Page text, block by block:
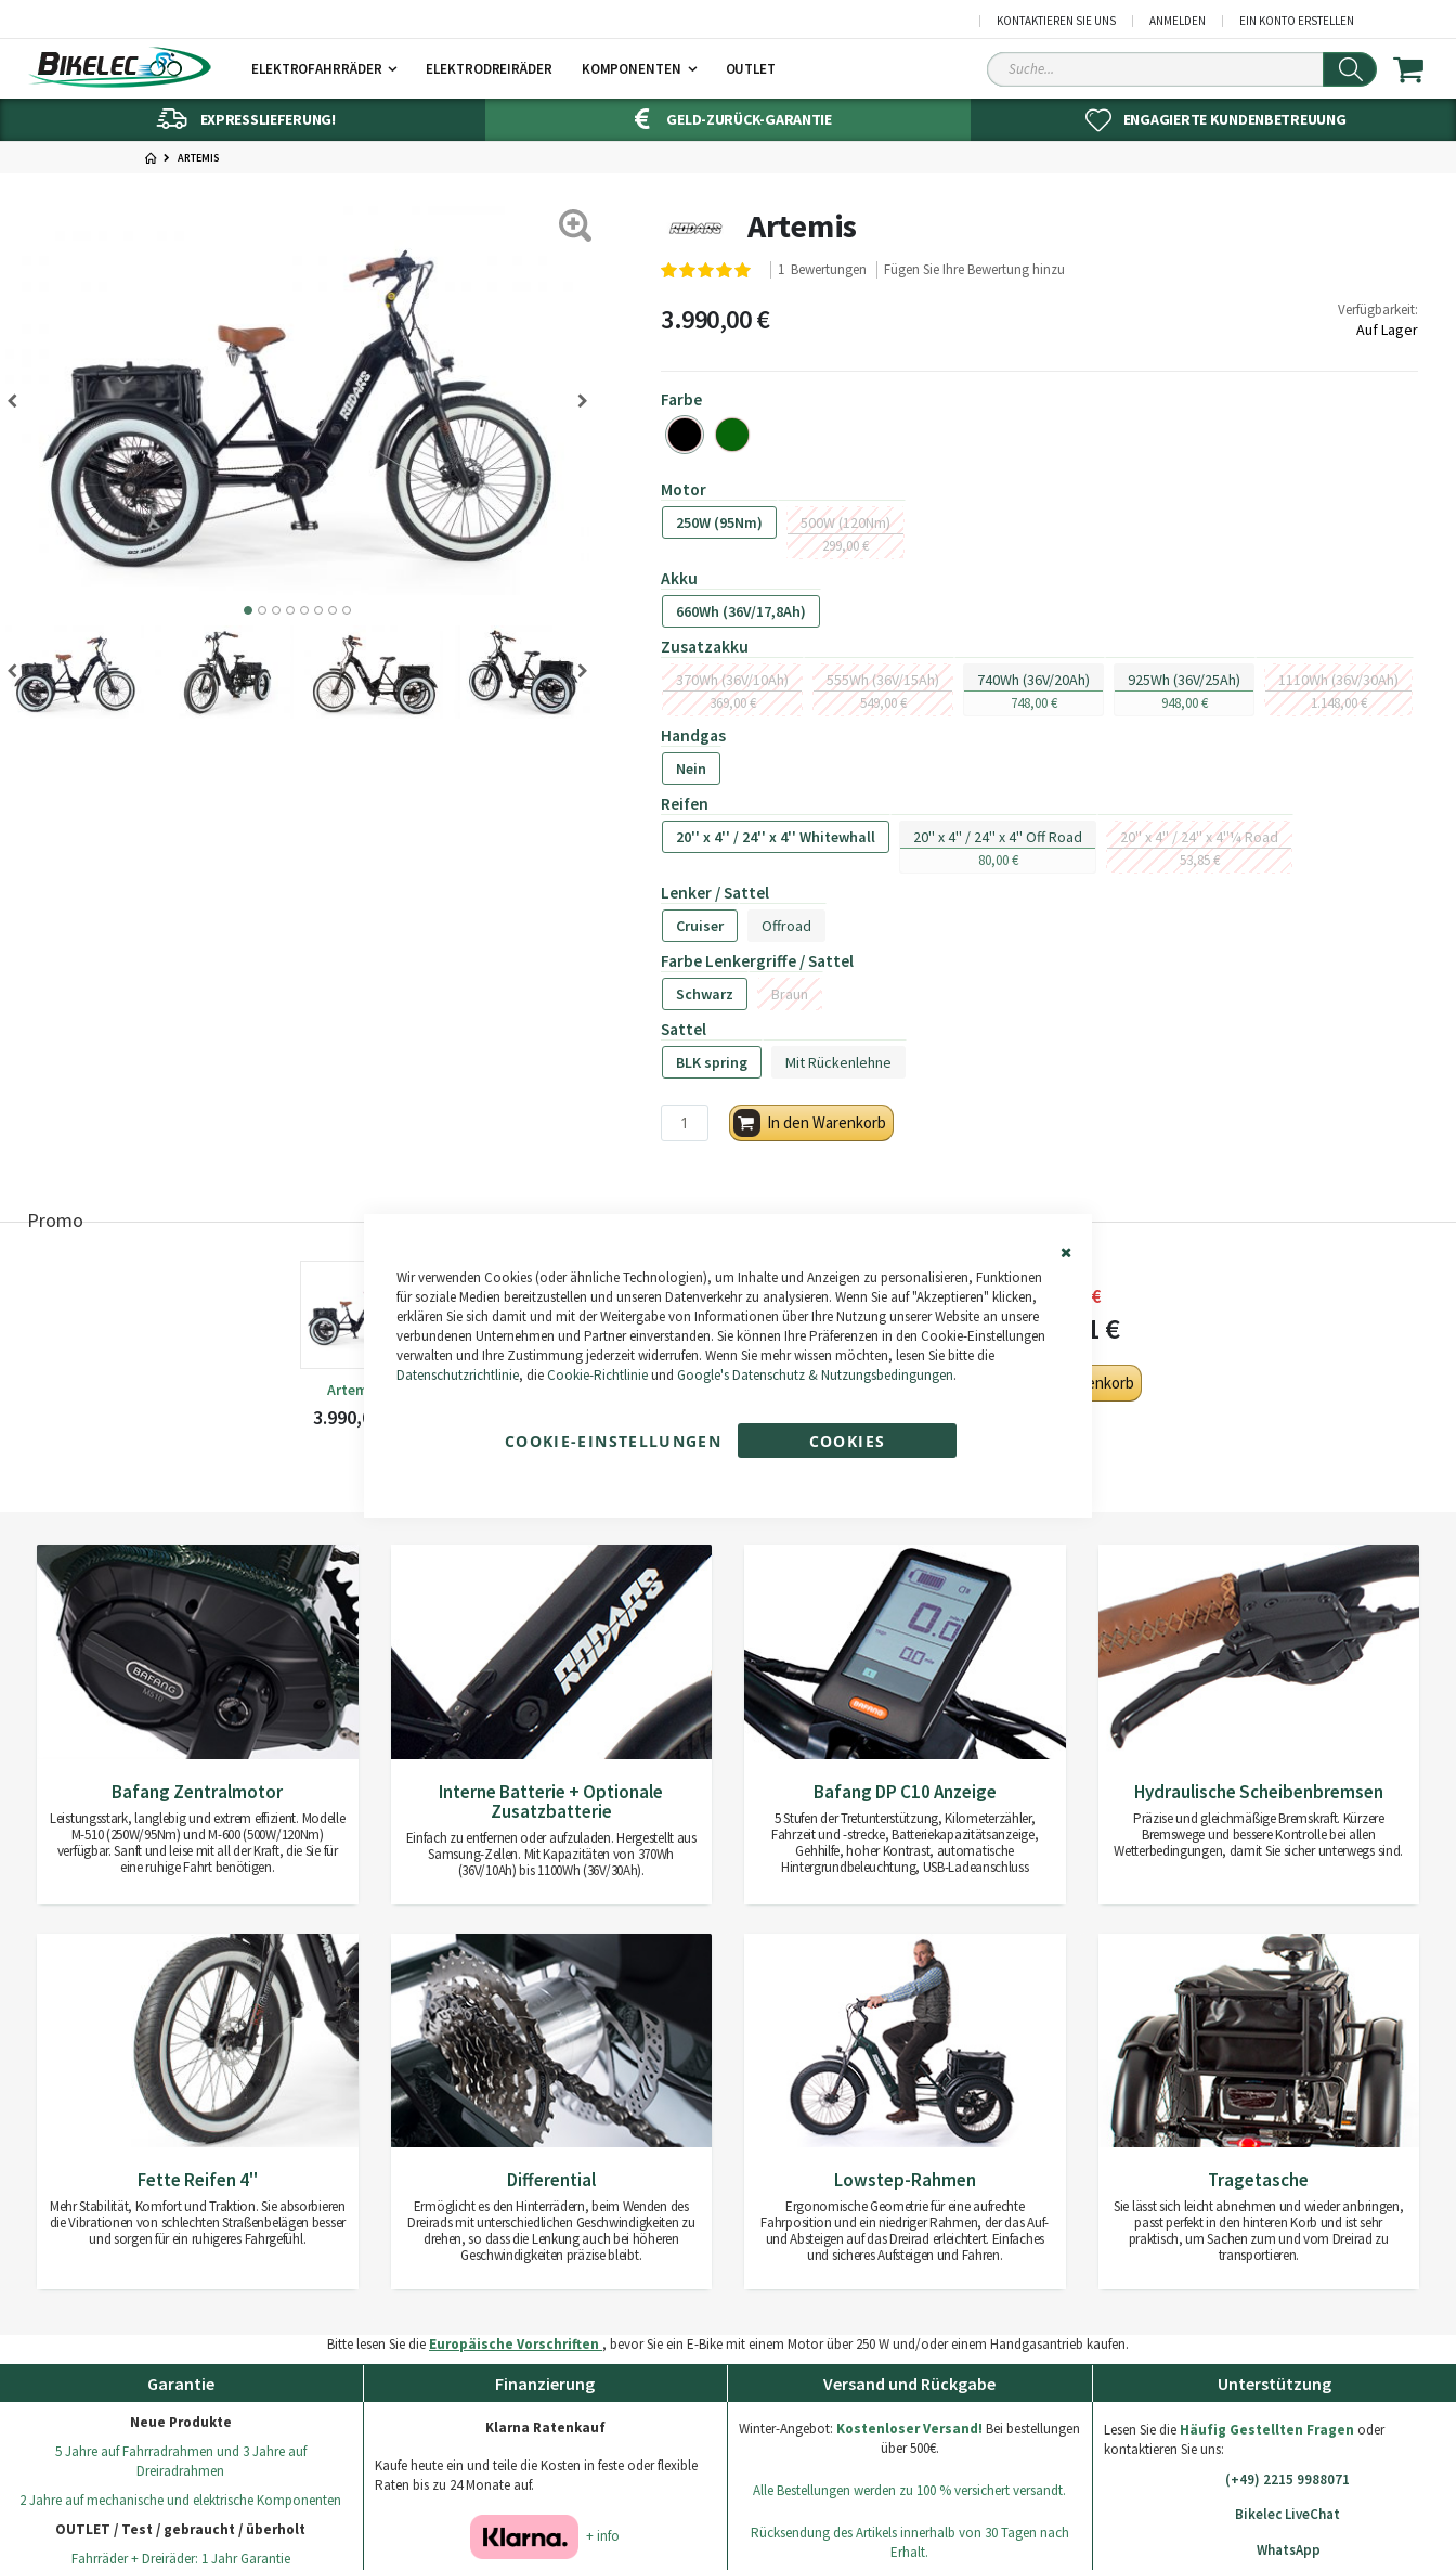
Cookie
Wir verwenden Cookies (oder ähnliche Technologien), um Inhalte und Anzeigen zu personalisieren, Funktionen
für soziale Medien bereitzustellen und unseren Datenverkehr zu analysieren. Wenn Sie auf "Akzeptieren" klicken,
erklären Sie sich damit und mit der Weitergabe von Informationen über Ihre Nutzung unserer Website an unsere
verbundenen Unternehmen und Partner einverstanden. Sie können Ihre Präferenzen in den Cookie-Einstellungen
verwalten und Ihre Zustimmung jederzeit widerrufen. Wenn Sie mehr wissen möchten, lesen Sie bitte die
Datenschutzrichtlinie, dieCookie-Richtlinieund Google's Datenschutz & Nutzungsbedingungen.
COOKIES
COOKIE-EINSTELLUNGEN
KONTAKTIEREN SIE UNS ANMELDEN EIN KONTO ERSTELLEN
ELEKTROFAHRRÄDER ELEKTRODREIRÄDER KOMPONENTEN OUTLET Suche
EXPRESSLIEFERUNG! GELD-ZURÜCK-GARANTIE ENGAGIERTE KUNDENBETREUUNG
ARTEMIS
Artemis
Bewertung:
1 Bewertungen Fügen Sie Ihre Bewertung hinzu
3.990,00 € Verfügbarkeit:
Auf Lager
Farbe
Motor
250W (95Nm) 500W (120Nm)
299,00 €
Akku
660Wh (36V/17,8Ah)
Zusatzakku
370Wh (36V/10Ah)
369,00 €
555Wh (36V/15Ah)
549,00 €
740Wh (36V/20Ah)
748,00 €
925Wh (36V/25Ah)
948,00 €
1110Wh (36V/30Ah)
1.148,00 €
Handgas
Nein
Reifen
20'' x 4'' / 24'' x 4'' Whitewhall 20'' x 4'' / 24'' x 4'' Off Road
80,00 €
20'' x 4'' / 24'' x 4''¼ Road
53,85 €
Lenker / Sattel
Cruiser Offroad
Farbe Lenkergriffe / Sattel
Schwarz Braun
Sattel
BLK spring Mit Rückenlehne
In den Warenkorb
Promo
Artemis
3.990,00 €
+
Crossride
+
Kabelschloss
38,24 €
= 4.071,19 €
4.059,01 €
In den Warenkorb
Bafang Zentralmotor
Leistungsstark, langlebig und extrem effizient. Modelle
M-510 (250W/95Nm) und M-600 (500W/120Nm)
verfügbar. Sanft und leise mit all der Kraft, die Sie für
eine ruhige Fahrt benötigen.
Interne Batterie + Optionale
Zusatzbatterie
Einfach zu entfernen oder aufzuladen. Hergestellt aus
Samsung-Zellen. Mit Kapazitäten von 370Wh
(36V/10Ah) bis 1100Wh (36V/30Ah).
Bafang DP C10 Anzeige
5 Stufen der Tretunterstützung, Kilometerzähler,
Fahrzeit und -strecke, Batteriekapazitätsanzeige,
Gehhilfe, hoher Kontrast, automatische
Hintergrundbeleuchtung, USB-Ladeanschluss
Hydraulische Scheibenbremsen
Präzise und gleichmäßige Bremskraft. Kürzere
Bremswege und bessere Kontrolle bei allen
Wetterbedingungen, damit Sie sicher unterwegs sind.
Fette Reifen 4''
Mehr Stabilität, Komfort und Traktion. Sie absorbieren
die Vibrationen von schlechten Straßenbelägen besser
und sorgen für ein ruhigeres Fahrgefühl.
Differential
Ermöglicht es den Hinterrädern, beim Wenden des
Dreirads mit unterschiedlichen Geschwindigkeiten zu
drehen, so dass die Lenkung auch bei höheren
Geschwindigkeiten präzise bleibt.
Lowstep-Rahmen
Ergonomische Geometrie für eine aufrechte
Fahrposition und ein niedriger Rahmen, der das Auf-
und Absteigen auf das Dreirad erleichtert. Einfaches
und sicheres Aufsteigen und Fahren.
Tragetasche
Sie lässt sich leicht abnehmen und wieder anbringen,
passt perfekt in den hinteren Korb und ist sehr
praktisch, um Sachen zum und vom Dreirad zu
transportieren.
Bitte lesen Sie die Europäische Vorschriften , bevor Sie ein E-Bike mit einem Motor über 250 W und/oder einem Handgasantrieb kaufen.
Garantie
Neue Produkte
5 Jahre auf Fahrradrahmen und 3 Jahre auf
Dreiradrahmen
2 Jahre auf mechanische und elektrische Komponenten
OUTLET / Test / gebraucht / überholt
Fahrräder + Dreiräder: 1 Jahr Garantie
Finanzierung
Klarna Ratenkauf
Kaufe heute ein und teile die Kosten in feste oder flexible
Raten bis zu 24 Monate auf.
+ info
Versand und Rückgabe
Winter-Angebot: Kostenloser Versand! Bei bestellungen
über 500€.
Alle Bestellungen werden zu 100 % versichert versandt.
Rücksendung des Artikels innerhalb von 30 Tagen nach
Erhalt.
Unterstützung
Lesen Sie die Häufig Gestellten Fragen oder
kontaktieren Sie uns:
(+49) 2215 9988071
Bikelec LiveChat
WhatsApp